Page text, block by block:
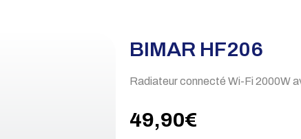
BIMAR HF206
Radiateur connecté Wi-Fi 2000W
49,90€